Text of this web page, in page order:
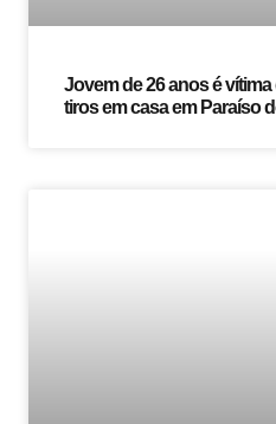
Jovem de 26 anos é
tiros em casa em Paraíso